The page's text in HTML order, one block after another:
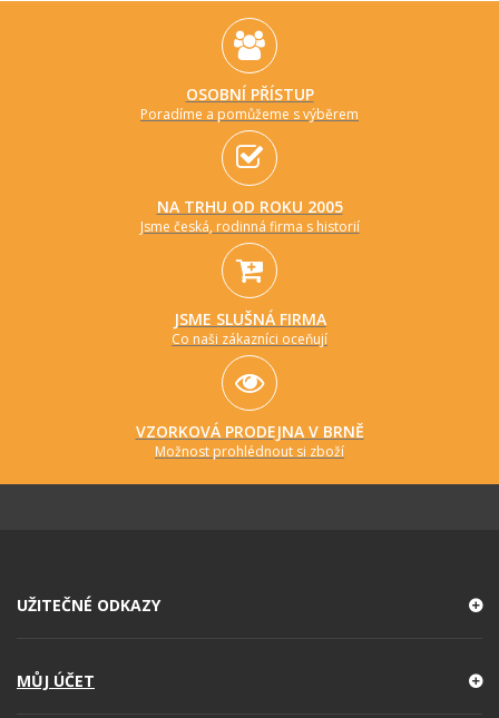
OSOBNÍ PŘÍSTUP
Poradíme a pomůžeme s výběrem
NA TRHU OD ROKU 2005
Jsme česká, rodinná firma s historií
JSME SLUŠNÁ FIRMA
Co naši zákazníci oceňují
VZORKOVÁ PRODEJNA V BRNĚ
Možnost prohlédnout si zboží
UŽITEČNÉ ODKAZY
MŮJ ÚČET